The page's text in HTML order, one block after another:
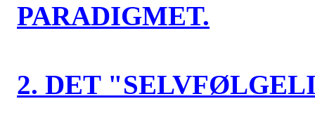
PARADIGMET.
2. DET